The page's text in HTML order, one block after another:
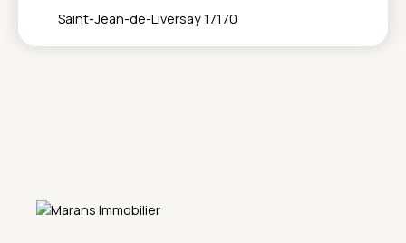
Saint-Jean-de-Liversay 17170